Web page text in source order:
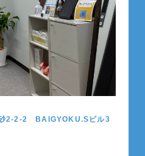
砂2-2-2 BAIGYOKU.Sビル3